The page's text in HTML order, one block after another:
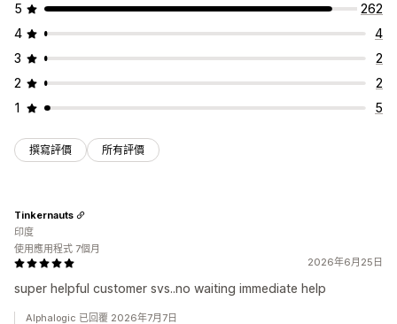
5
262
4
4
3
2
2
2
1
5
撰寫評價 所有評價
2026年6月25日
super helpful customer svs..no waiting immediate help
Tinkernauts
印度
使用應用程式 7個月
Alphalogic 已回覆 2026年7月7日